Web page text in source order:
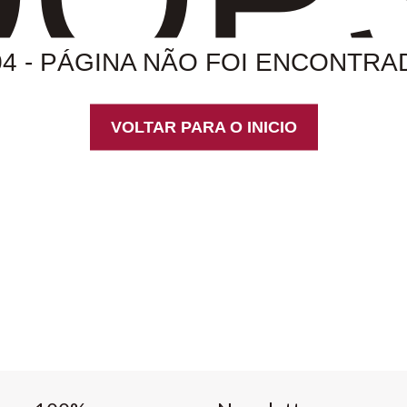
- PÁGINA NÃO FOI
VOLTAR PARA O INICIO